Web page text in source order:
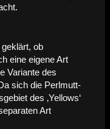
ob
eine eigene Art
Variante des
sich die Perlmutt-
des ‚Yellows‘
Art